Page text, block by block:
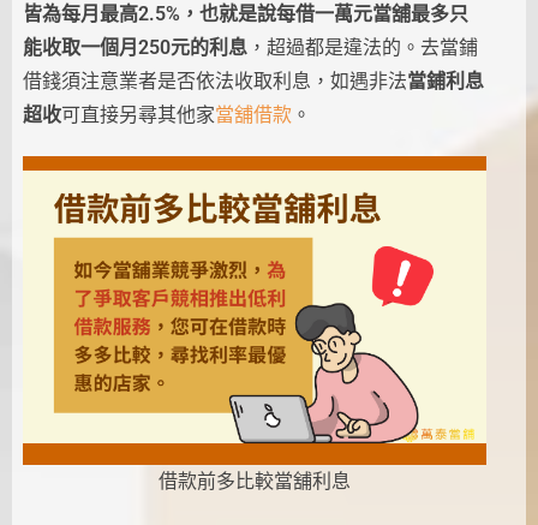
皆為每月最高2.5%，也就是說每借一萬元當舖最多只
能收取一個月250元的利息，超過都是違法的。去當鋪
借錢須注意業者是否依法收取利息，如遇非法當鋪利息
超收可直接另尋其他家當舖借款 。
借款前多比較當舖利息